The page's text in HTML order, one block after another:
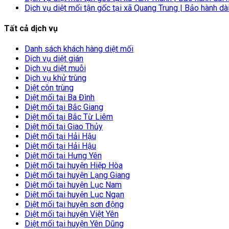
Dịch vụ diệt mối tận gốc tại xã Quang Trung | Bảo hành
Tất cả dịch vụ
Danh sách khách hàng diệt mối
Dịch vụ diệt gián
Dịch vụ diệt muỗi
Dịch vụ khử trùng
Diệt côn trùng
Diệt mối tại Ba Đình
Diệt mối tại Bắc Giang
Diệt mối tại Bắc Từ Liêm
Diệt mối tại Giao Thủy
Diệt mối tại Hải Hậu
Diệt mối tại Hải Hậu
Diệt mối tại Hưng Yên
Diệt mối tại huyện Hiệp Hòa
Diệt mối tại huyện Lạng Giang
Diệt mối tại huyện Lục Nam
Diệt mối tại huyện Lục Ngạn
Diệt mối tại huyện sơn động
Diệt mối tại huyện Việt Yên
Diệt mối tại huyện Yên Dũng